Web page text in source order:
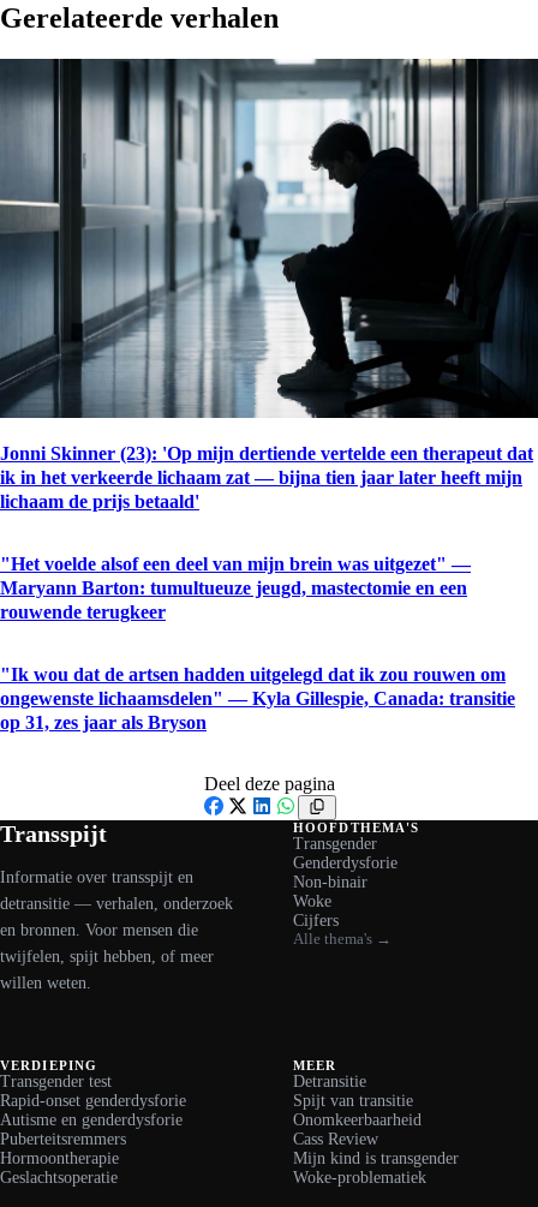
Gerelateerde verhalen
Jonni Skinner (23): 'Op mijn dertiende vertelde een therapeut dat
ik in het verkeerde lichaam zat — bijna tien jaar later heeft mijn
lichaam de prijs betaald'
"Het voelde alsof een deel van mijn brein was uitgezet" —
Maryann Barton: tumultueuze jeugd, mastectomie en een
rouwende terugkeer
"Ik wou dat de artsen hadden uitgelegd dat ik zou rouwen om
ongewenste lichaamsdelen" — Kyla Gillespie, Canada: transitie
op 31, zes jaar als Bryson
Deel deze pagina
Facebook
X LinkedIn
WhatsApp
Transspijt
Informatie over transspijt en
detransitie — verhalen, onderzoek
en bronnen. Voor mensen die
twijfelen, spijt hebben, of meer
willen weten.
HOOFDTHEMA'S
Transgender
Genderdysforie
Non-binair
Woke
Cijfers
Alle thema's →
VERDIEPING
Transgender test
Rapid-onset genderdysforie
Autisme en genderdysforie
Puberteitsremmers
Hormoontherapie
Geslachtsoperatie
MEER
Detransitie
Spijt van transitie
Onomkeerbaarheid
Cass Review
Mijn kind is transgender
Woke-problematiek